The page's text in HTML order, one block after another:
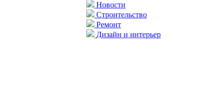
Новости
Строительство
Ремонт
Дизайн и интерьер